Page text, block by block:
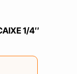
1/4″